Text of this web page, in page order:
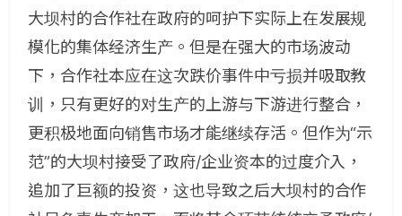
大坝村的合作社在政府的呵护下实际上在发展规
模化的集体经济生产。但是在强大的市场波动
下，合作社本应在这次跌价事件中亏损并吸取教
训，只有更好的对生产的上游与下游进行整合，
更积极地面向销售市场才能继续存活。但作为“示
范”的大坝村接受了政府/企业资本的过度介入，
追加了巨额的投资，这也导致之后大坝村的合作